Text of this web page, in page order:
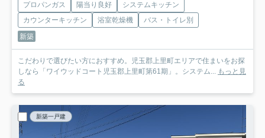
プロパンガス 陽当り良好
システムキッチン
カウンターキッチン
浴室乾燥機
バス・トイレ別
新築
こだわりで選びたい方におすすめ。児玉郡上里町エリアで住まいをお探
しなら「ワイウッドコート児玉郡上里町第61期」。システム... もっと見
る
新築一戸建